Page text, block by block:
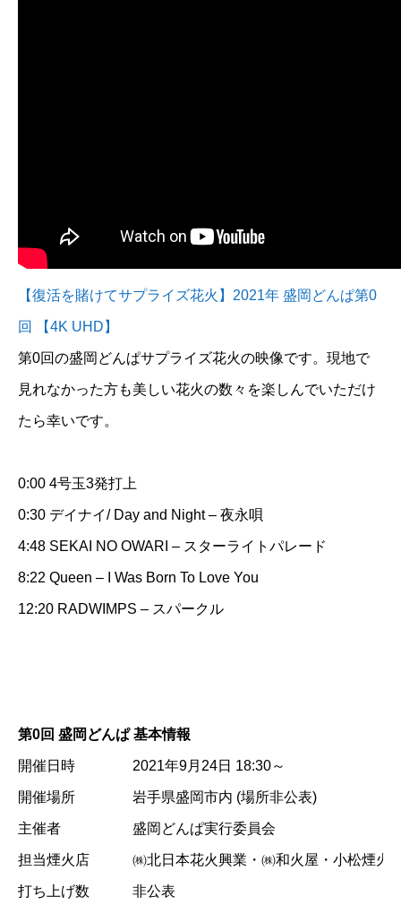
【復活を賭けてサプライズ花火】2021年 盛岡どんぱ第0
回 【4K UHD】
第0回の盛岡どんぱサプライズ花火の映像です。現地で
見れなかった方も美しい花火の数々を楽しんでいただけ
たら幸いです。
0:00 4号玉3発打上
0:30 デイナイ/ Day and Night – 夜永唄
4:48 SEKAI NO OWARI – スターライトパレード
8:22 Queen – I Was Born To Love You
12:20 RADWIMPS – スパークル
第0回 盛岡どんぱ 基本情報
開催日時 2021年9月24日 18:30～
開催場所 岩手県盛岡市内 (場所非公表)
主催者 盛岡どんぱ実行委員会
担当煙火店 ㈱北日本花火興業・㈱和火屋・小松煙火
打ち上げ数 非公表